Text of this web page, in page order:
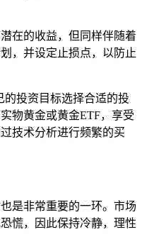
在的收益，但同样伴随着
，并设定止损点，以防止
的投资目标选择合适的投
物黄金或黄金ETF，享受
技术分析进行频繁的买
是非常重要的一环。市场
慌，因此保持冷静，理性